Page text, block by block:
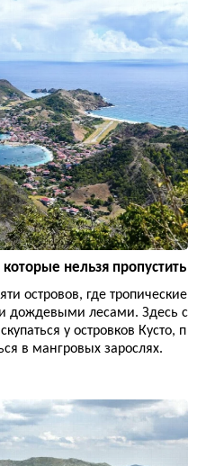
нельзя пропустить
островов, где тропические
дождевыми лесами. Здесь с
у островков Кусто, п
в мангровых зарослях.